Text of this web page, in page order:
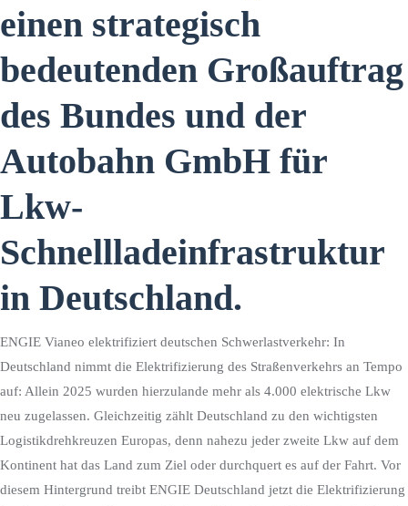
einen strategisch
bedeutenden Großauftrag
des Bundes und der
Autobahn GmbH für
Lkw-
Schnellladeinfrastruktur
in Deutschland.
ENGIE Vianeo elektrifiziert deutschen Schwerlastverkehr: In
Deutschland nimmt die Elektrifizierung des Straßenverkehrs an Tempo
auf: Allein 2025 wurden hierzulande mehr als 4.000 elektrische Lkw
neu zugelassen. Gleichzeitig zählt Deutschland zu den wichtigsten
Logistikdrehkreuzen Europas, denn nahezu jeder zweite Lkw auf dem
Kontinent hat das Land zum Ziel oder durchquert es auf der Fahrt. Vor
diesem Hintergrund treibt ENGIE Deutschland jetzt die Elektrifizierung